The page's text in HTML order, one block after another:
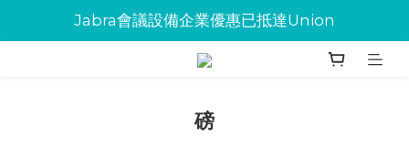
Jabra會議設備企業優惠已抵達Union
Jabra會議設備企業優惠已抵達Union
環保碳粉歡迎大量下單
磅